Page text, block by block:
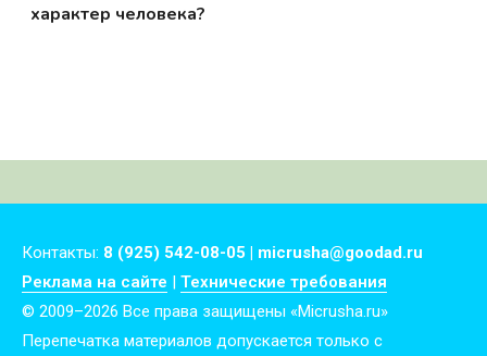
характер человека?
Контакты: 8 (925) 542-08-05 | micrusha@goodad.ru
Реклама на сайте | Технические требования
© 2009–2026 Все права защищены «Micrusha.ru»
Перепечатка материалов допускается только с